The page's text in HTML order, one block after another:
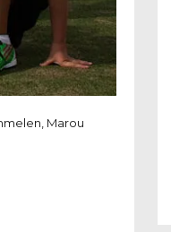
Marou